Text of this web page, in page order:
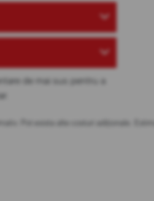
de mai sus pentru a
Pot exista alte costuri adiționale.